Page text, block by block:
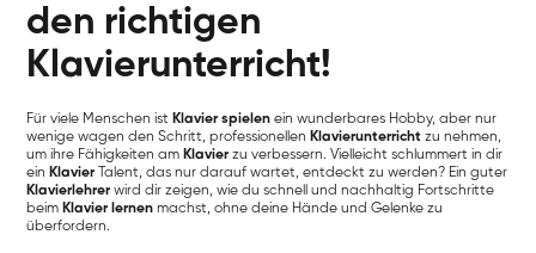
den richtigen
Klavierunterricht!
Für viele Menschen ist Klavier spielen ein wunderbares Hobby, aber nur
wenige wagen den Schritt, professionellen Klavierunterricht zu nehmen,
um ihre Fähigkeiten am Klavier zu verbessern. Vielleicht schlummert in dir
ein Klavier Talent, das nur darauf wartet, entdeckt zu werden? Ein guter
Klavierlehrer wird dir zeigen, wie du schnell und nachhaltig Fortschritte
beim Klavier lernen machst, ohne deine Hände und Gelenke zu
überfordern.